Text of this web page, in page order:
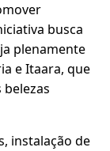
busca
plenamente
e Itaara, que
instalação de